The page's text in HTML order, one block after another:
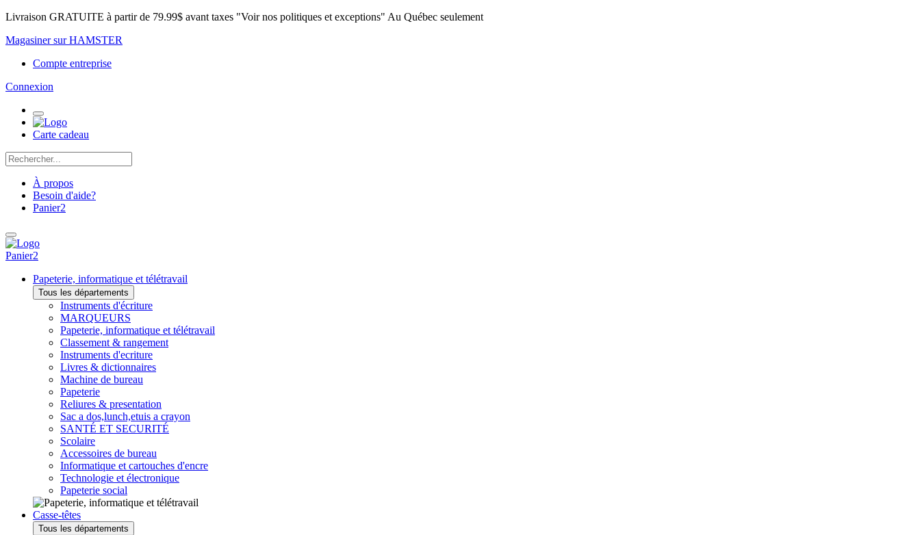
Livraison GRATUITE à partir de 79.99$ avant taxes "Voir nos politiques et exceptions" Au Québec seulement
Magasiner sur HAMSTER
Compte entreprise
Connexion
Carte cadeau
À propos
Besoin d'aide?
Panier2
Panier2
Papeterie, informatique et télétravail
Tous les départements
Instruments d'écriture
MARQUEURS
Papeterie, informatique et télétravail
Classement & rangement
Instruments d'ecriture
Livres & dictionnaires
Machine de bureau
Papeterie
Reliures & presentation
Sac a dos,lunch,etuis a crayon
SANTÉ ET SECURITÉ
Scolaire
Accessoires de bureau
Informatique et cartouches d'encre
Technologie et électronique
Papeterie social
Casse-têtes
Tous les départements